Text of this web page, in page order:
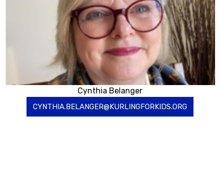
Cynthia Belanger
CYNTHIA.BELANGER@KURLINGFORKIDS.ORG